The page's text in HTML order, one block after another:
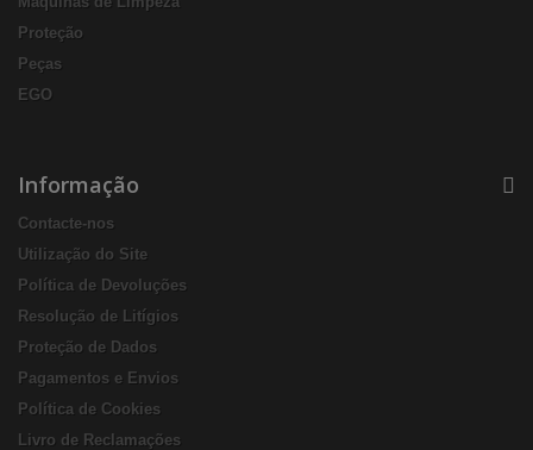
Proteção
Peças
EGO
Informação
Contacte-nos
Utilização do Site
Política de Devoluções
Resolução de Litígios
Proteção de Dados
Pagamentos e Envios
Política de Cookies
Livro de Reclamações